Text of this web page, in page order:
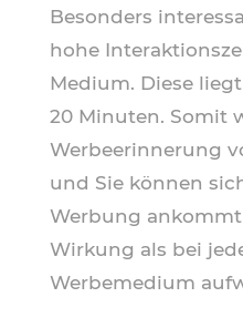
Besonders
hohe
Medium. Diese
20 Minuten. Somit
Werbeerinnerung
und Sie können
Werbung
Wirkung als bei
Werbemedium